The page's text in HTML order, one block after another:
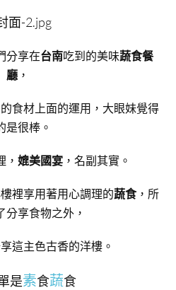
分享在台南吃到的美味蔬食餐
廳 ，
食材上面的運用，大眼妹覺得
是很棒。
， 媲美國宴 ，名副其實。
裡享用著用心調理的蔬食，所
分享食物之外，
這主色古香的洋樓。
是素食蔬食